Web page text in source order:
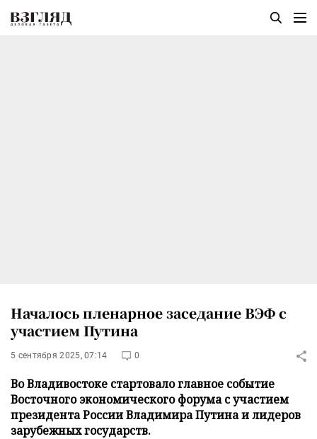
Началось пленарное заседание ВЭФ с
участием Путина
5 сентября 2025, 07:14 0
Во Владивостоке стартовало главное событие
Восточного экономического форума с участием
президента России Владимира Путина и лидеров
зарубежных государств.